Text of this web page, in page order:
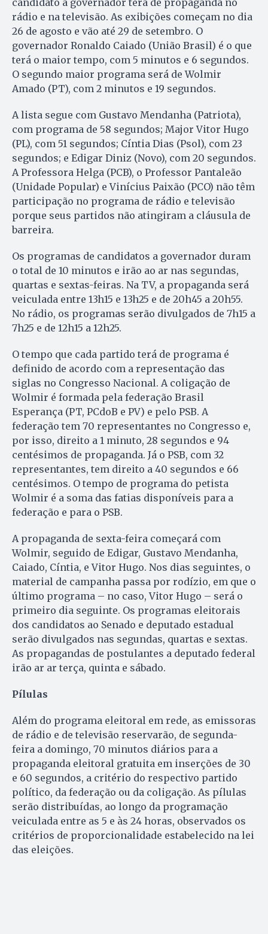
candidato a governador terá de propaganda no
rádio e na televisão. As exibições começam no dia
26 de agosto e vão até 29 de setembro. O
governador Ronaldo Caiado (União Brasil) é o que
terá o maior tempo, com 5 minutos e 6 segundos.
O segundo maior programa será de Wolmir
Amado (PT), com 2 minutos e 19 segundos.
A lista segue com Gustavo Mendanha (Patriota),
com programa de 58 segundos; Major Vitor Hugo
(PL), com 51 segundos; Cíntia Dias (Psol), com 23
segundos; e Edigar Diniz (Novo), com 20 segundos.
A Professora Helga (PCB), o Professor Pantaleão
(Unidade Popular) e Vinícius Paixão (PCO) não têm
participação no programa de rádio e televisão
porque seus partidos não atingiram a cláusula de
barreira.
Os programas de candidatos a governador duram
o total de 10 minutos e irão ao ar nas segundas,
quartas e sextas-feiras. Na TV, a propaganda será
veiculada entre 13h15 e 13h25 e de 20h45 a 20h55.
No rádio, os programas serão divulgados de 7h15 a
7h25 e de 12h15 a 12h25.
O tempo que cada partido terá de programa é
definido de acordo com a representação das
siglas no Congresso Nacional. A coligação de
Wolmir é formada pela federação Brasil
Esperança (PT, PCdoB e PV) e pelo PSB. A
federação tem 70 representantes no Congresso e,
por isso, direito a 1 minuto, 28 segundos e 94
centésimos de propaganda. Já o PSB, com 32
representantes, tem direito a 40 segundos e 66
centésimos. O tempo de programa do petista
Wolmir é a soma das fatias disponíveis para a
federação e para o PSB.
A propaganda de sexta-feira começará com
Wolmir, seguido de Edigar, Gustavo Mendanha,
Caiado, Cíntia, e Vitor Hugo. Nos dias seguintes, o
material de campanha passa por rodízio, em que o
último programa – no caso, Vitor Hugo – será o
primeiro dia seguinte. Os programas eleitorais
dos candidatos ao Senado e deputado estadual
serão divulgados nas segundas, quartas e sextas.
As propagandas de postulantes a deputado federal
irão ar ar terça, quinta e sábado.
Pílulas
Além do programa eleitoral em rede, as emissoras
de rádio e de televisão reservarão, de segunda-
feira a domingo, 70 minutos diários para a
propaganda eleitoral gratuita em inserções de 30
e 60 segundos, a critério do respectivo partido
político, da federação ou da coligação. As pílulas
serão distribuídas, ao longo da programação
veiculada entre as 5 e às 24 horas, observados os
critérios de proporcionalidade estabelecido na lei
das eleições.